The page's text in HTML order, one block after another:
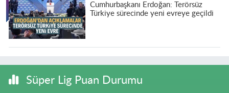
Cumhurbaşkanı Erdoğan: Terörsüz
Türkiye sürecinde yeni evreye geçildi
Süper Lig Puan Durumu